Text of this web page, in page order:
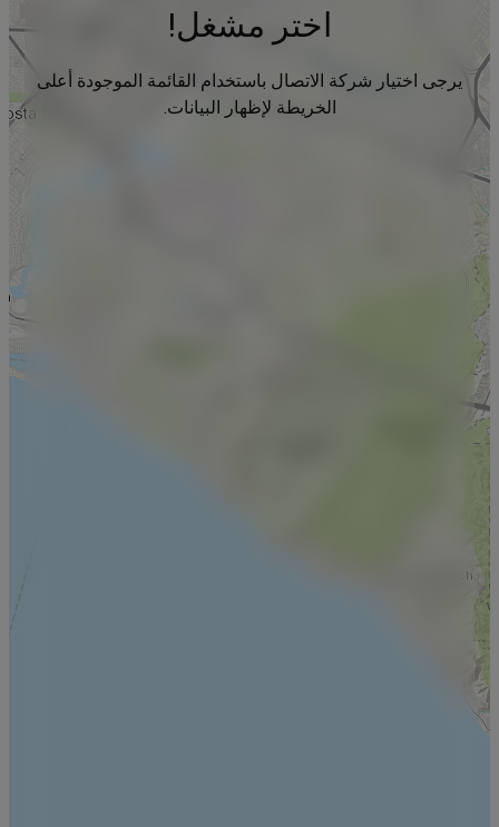
اختر مشغل!
يرجى اختيار شركة الاتصال باستخدام القائمة الموجودة أعلى
الخريطة لإظهار البيانات.